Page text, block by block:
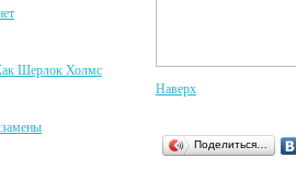
Шерлок Холмс
Наверх
Поделиться…